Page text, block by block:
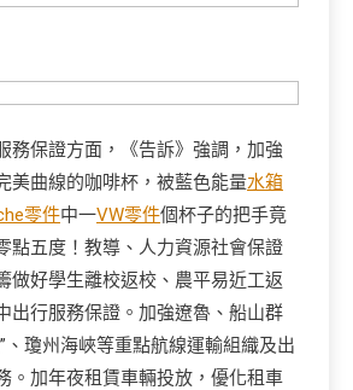
務保證方面，《告訴》強調，加強
美曲線的咖啡杯，被藍色能量水箱
零件中一VW零件個杯子的把手竟
點五度！教導、人力資源社會保證
做好學生離校返校、農平易近工返
出行服務保證。加強遼魯、船山群
、瓊州海峽等重點航線運輸組織及出
。加年夜租賃車輛投放，優化租車